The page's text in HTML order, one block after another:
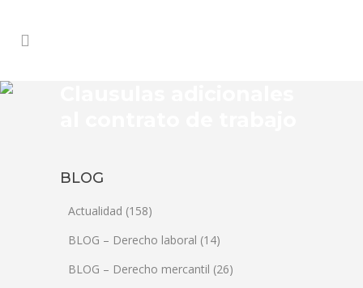
BLOG
Actualidad (158)
BLOG – Derecho laboral (14)
BLOG – Derecho mercantil (26)